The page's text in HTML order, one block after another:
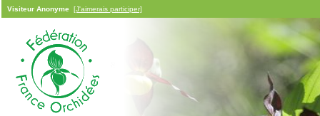
Visiteur Anonyme [J'aimerais participer]